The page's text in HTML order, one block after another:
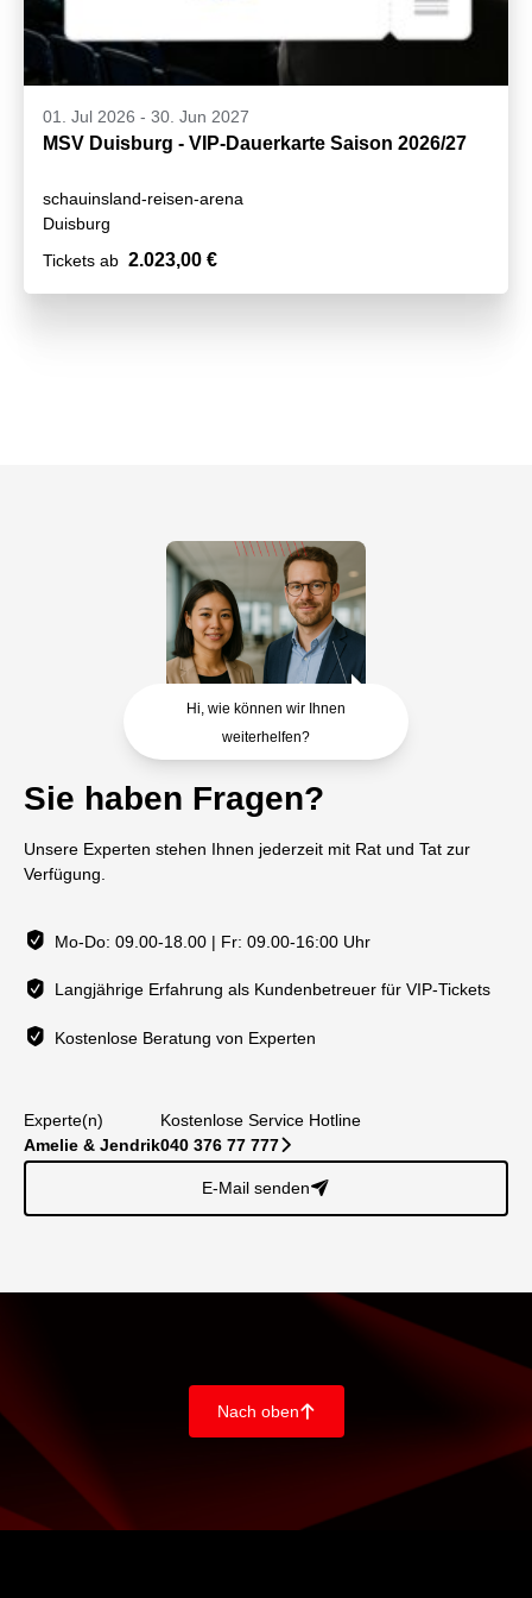
01. Jul 2026 - 30. Jun 2027
MSV Duisburg - VIP-Dauerkarte Saison 2026/27
schauinsland-reisen-arena
Duisburg
Tickets ab 2.023,00 €
Hi, wie können wir Ihnen
weiterhelfen?
Sie haben Fragen?
Unsere Experten stehen Ihnen jederzeit mit Rat und Tat zur
Verfügung.
Mo-Do: 09.00-18.00 | Fr: 09.00-16:00 Uhr
Langjährige Erfahrung als Kundenbetreuer für VIP-Tickets
Kostenlose Beratung von Experten
Experte(n)
Amelie & Jendrik
Kostenlose Service Hotline
040 376 77 777􀆊
E-Mail senden􀈠
Nach oben􀄨